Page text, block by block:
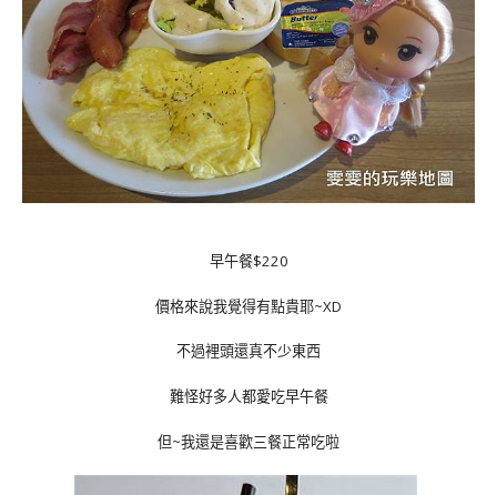
早午餐$220
價格來說我覺得有點貴耶~XD
不過裡頭還真不少東西
難怪好多人都愛吃早午餐
但~我還是喜歡三餐正常吃啦